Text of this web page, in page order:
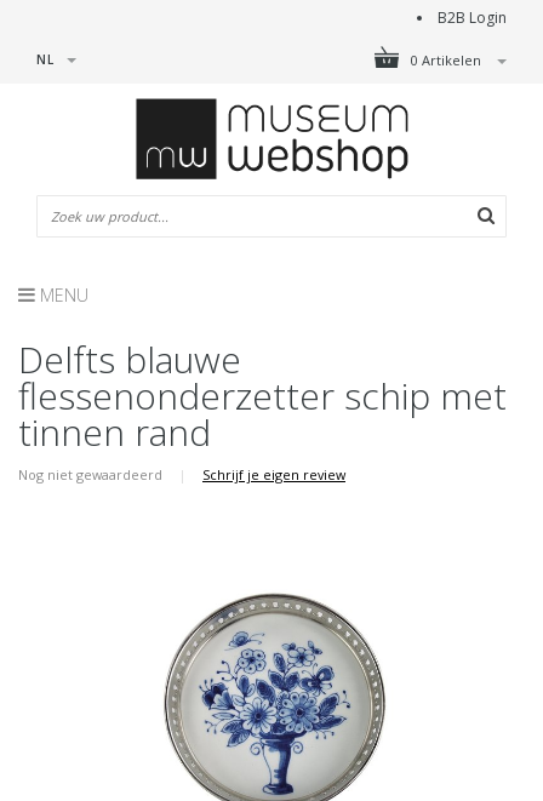
B2B Login
0 Artikelen
NL
MENU
Delfts blauwe
flessenonderzetter schip met
tinnen rand
Nog niet gewaardeerd | Schrijf je eigen review